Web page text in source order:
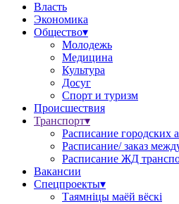
Власть
Экономика
Общество▾
Молодежь
Медицина
Культура
Досуг
Спорт и туризм
Происшествия
Транспорт▾
Расписание городских
Расписание/ заказ
Расписание ЖД
Вакансии
Спецпроекты▾
Таямніцы маёй вёскі